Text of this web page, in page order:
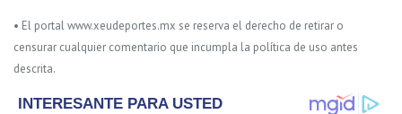
• El portal www.xeudeportes.mx se reserva el derecho de retirar o
censurar cualquier comentario que incumpla la política de uso antes
descrita.